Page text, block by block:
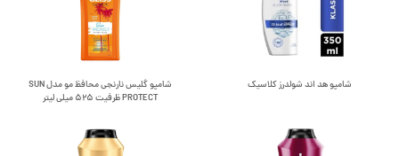
شامپو هد اند شولدرز کلاسیک
شامپو گلیس نارنجی محافظ مو مدل SUN
PROTECT ظرفیت ۵۲۵ میلی لیتر